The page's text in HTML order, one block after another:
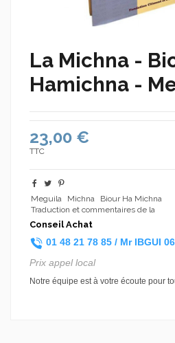
La Michna -
Hamichna -
23,00 €
TTC
Meguila Michna
Biour Ha Michna
Traduction et commentaires de la
Conseil Achat
01 48 21 78 85 / Mr IBGUI
Prix appel local
Notre équipe est à votre écoute pour